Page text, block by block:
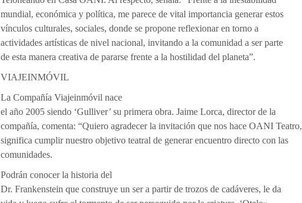
mundial, económica y política, me parece de vital importancia generar estos
vínculos culturales, sociales, donde se propone reflexionar en torno a
actividades artísticas de nivel nacional, invitando a la comunidad a ser parte
de esta manera creativa de pararse frente a la hostilidad del planeta”.
VIAJEINMÓVIL
La Compañía Viajeinmóvil nace
el año 2005 siendo ‘Gulliver’ su primera obra. Jaime Lorca, director de la
compañía, comenta: “Quiero agradecer la invitación que nos hace OANI Teatro,
significa cumplir nuestro objetivo teatral de generar encuentro directo con las
comunidades.
Podrán conocer la historia del
Dr. Frankenstein que construye un ser a partir de trozos de cadáveres, le da